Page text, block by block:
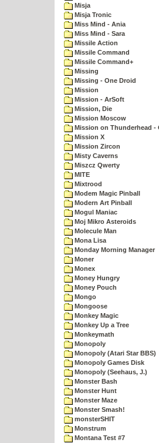
Misja
Misja Tronic
Miss Mind - Ania
Miss Mind - Sara
Missile Action
Missile Command
Missile Command+
Missing
Missing - One Droid
Mission
Mission - ArSoft
Mission, Die
Mission Moscow
Mission on Thunderhead -
Mission X
Mission Zircon
Misty Caverns
Miszcz Qwerty
MITE
Mixtrood
Modem Magic Pinball
Modern Art Pinball
Mogul Maniac
Moj Mikro Asteroids
Molecule Man
Mona Lisa
Monday Morning Manager
Moner
Monex
Money Hungry
Money Pouch
Mongo
Mongoose
Monkey Magic
Monkey Up a Tree
Monkeymath
Monopoly
Monopoly (Atari Star BBS)
Monopoly Games Disk
Monopoly (Seehaus, J.)
Monster Bash
Monster Hunt
Monster Maze
Monster Smash!
monsterSHIT
Monstrum
Montana Test #7